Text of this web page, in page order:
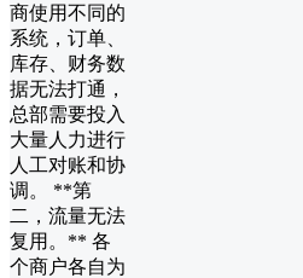
商使用不同的
系统，订单、
库存、财务数
据无法打通，
总部需要投入
大量人力进行
人工对账和协
调。 **第
二，流量无法
复用。** 各
个商户各自为